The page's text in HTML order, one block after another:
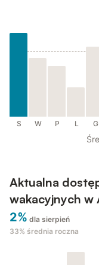
S W P L G
Aktualna
wakacyjnych w
2% dla sierpień
33% średnia roczna